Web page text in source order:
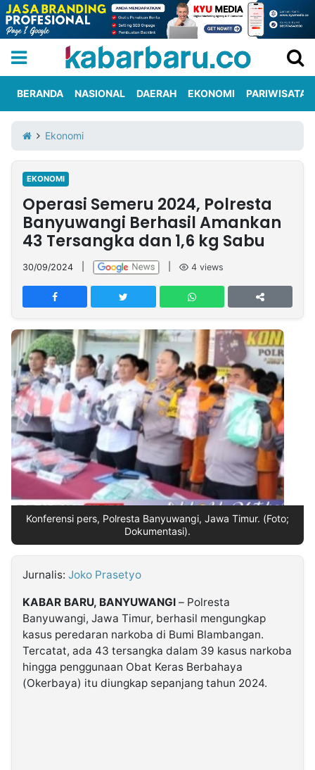
Iklan
Berita
Kami
Nasional
International
Olahraga
Entertainment
Daerah
Pariwisata
Kuliner
Kolom
Network
PT
TREETAN
INDONESIA
Partner
Insight
NTB
Suara
Time
Lens
IDN
Daily
Jogja
Jalan
Rakyat
Idealita
News
Kita
Notice
Dinamikapost.com
Radar
Baru
Seedbacklink
Follow
Kabarbaru
Kabarbaru.co
2026
BERANDA NASIONAL DAERAH EKONOMI PARIWISATA
Ekonomi
EKONOMI
Operasi Semeru 2024, Polresta
Banyuwangi Berhasil Amankan
43 Tersangka dan 1,6 kg Sabu
30/09/2024 4 views
Konferensi pers, Polresta Banyuwangi, Jawa Timur. (Foto;
Dokumentasi).
Jurnalis: Joko Prasetyo
KABAR BARU, BANYUWANGI – Polresta
Banyuwangi, Jawa Timur, berhasil mengungkap
kasus peredaran narkoba di Bumi Blambangan.
Tercatat, ada 43 tersangka dalam 39 kasus narkoba
hingga penggunaan Obat Keras Berbahaya
(Okerbaya) itu diungkap sepanjang tahun 2024.